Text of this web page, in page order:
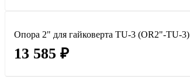
Опора 2" для гайковерта TU-3 (OR2"-TU-3)
13 585 ₽